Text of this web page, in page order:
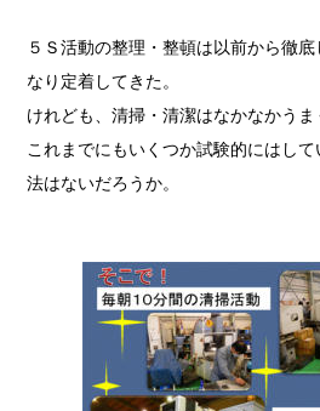
５Ｓ活動の整理・整頓は以前から徹
なり定着してきた。
けれども、清掃・清潔はなかなかう
これまでにもいくつか試験的にはし
法はないだろうか。